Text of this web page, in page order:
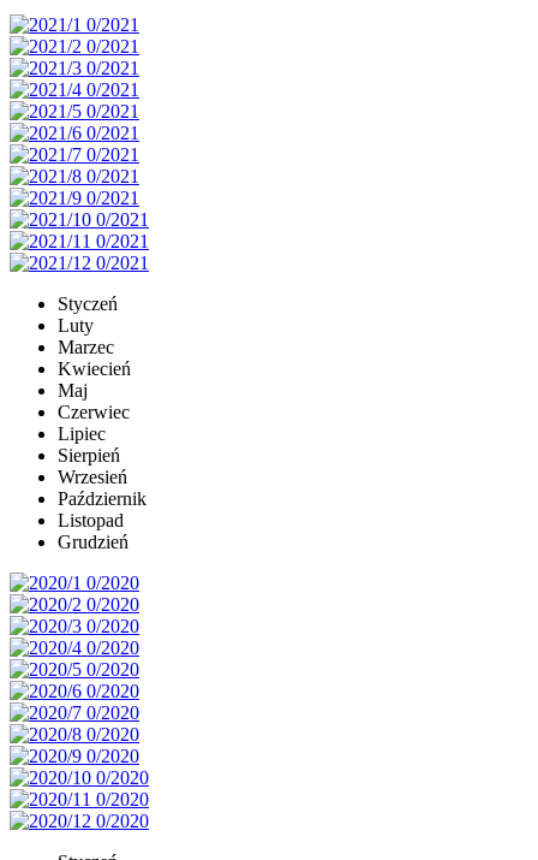
Styczeń
Luty
Marzec
Kwiecień
Maj
Czerwiec
Lipiec
Sierpień
Wrzesień
Październik
Listopad
Grudzień